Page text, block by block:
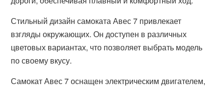
Стильный дизайн самоката Авес 7 привлекает
взгляды окружающих. Он доступен в различных
цветовых вариантах, что позволяет выбрать модель
по своему вкусу.
Самокат Авес 7 оснащен электрическим двигателем,